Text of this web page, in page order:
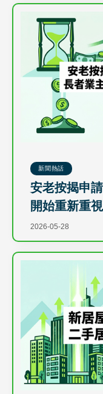
新聞熱話
安老按揭申
開始重新重
2026-05-28